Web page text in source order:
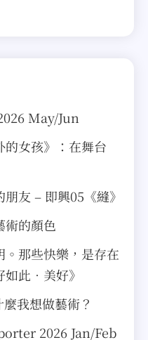
May/Jun
的女孩》：在舞台
友 – 即興05《縫》
術的顏色
那些快樂，是存在
此．美好》
我想做藝術？
2026 Jan/Feb